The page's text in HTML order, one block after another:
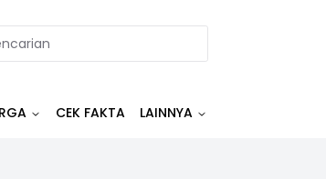
CEK FAKTA LAINNYA